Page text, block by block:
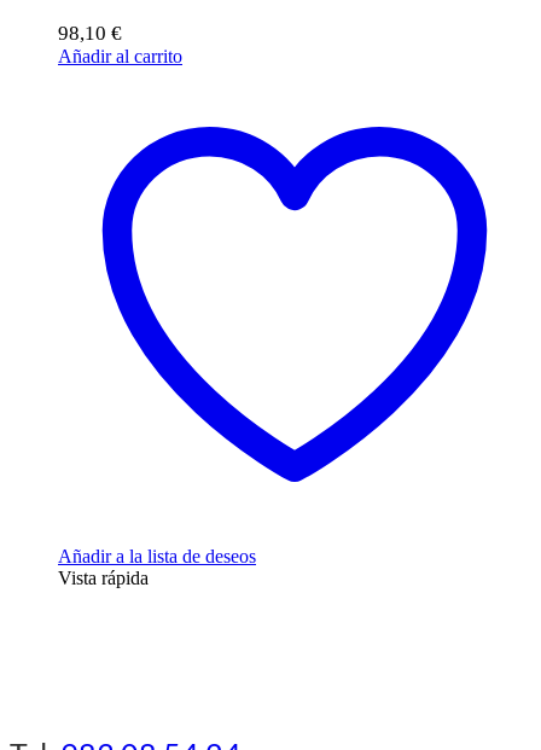
98,10 €
Añadir al carrito
Añadir a la lista de deseos
Vista rápida